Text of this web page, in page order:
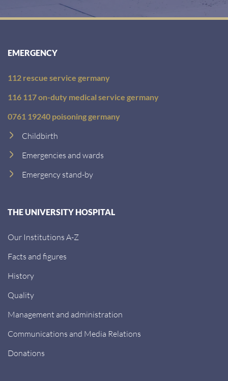
EMERGENCY
112 rescue service germany
116 117 on-duty medical service germany
0761 19240 poisoning germany
Childbirth
Emergencies and wards
Emergency stand-by
THE UNIVERSITY HOSPITAL
Our Institutions A-Z
Facts and figures
History
Quality
Management and administration
Communications and Media Relations
Donations